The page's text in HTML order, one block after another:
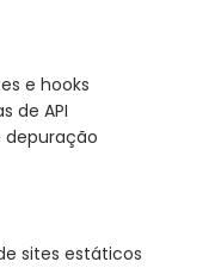
e hooks
de API
depuração
sites estáticos